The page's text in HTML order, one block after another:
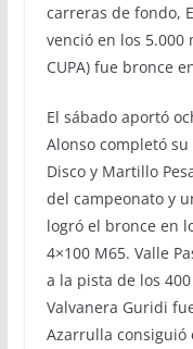
carreras de fondo,
venció en los 5.000
CUPA) fue bronce
El sábado aportó
Alonso completó
Disco y Martillo
del campeonato y
logró el bronce en
4×100 M65. Valle
a la pista de los
Valvanera Guridi
Azarrulla consiguió